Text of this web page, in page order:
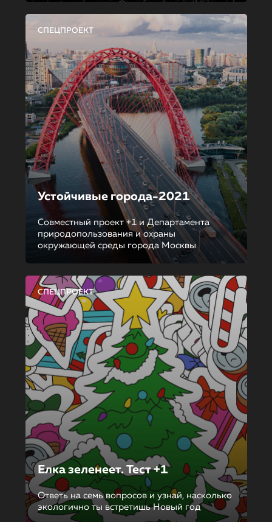
СПЕЦПРОЕКТ
Устойчивые города-2021
Совместный проект +1 и Департамента
природопользования и охраны
окружающей среды города Москвы
СПЕЦПРОЕКТ
Елка зеленеет. Тест +1
Ответь на семь вопросов и узнай, насколько
экологично ты встретишь Новый год